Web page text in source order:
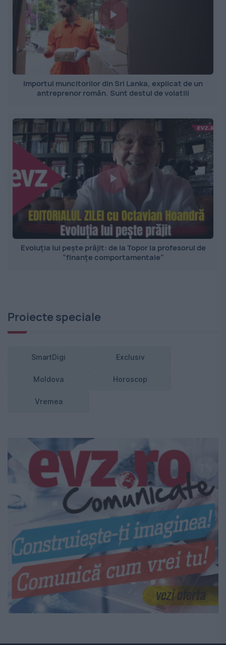
Importul muncitorilor din Sri Lanka, explicat de un
antreprenor român. Sunt destul de volatili
Evoluția lui pește prăjit: de la Topor la profesorul de
”finanțe comportamentale”
Proiecte speciale
SmartDigi Exclusiv
Moldova Horoscop
Vremea